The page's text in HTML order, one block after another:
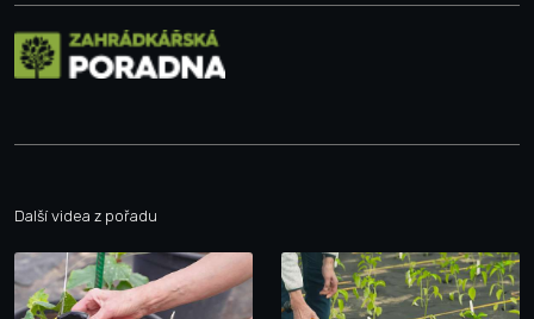
Další videa z pořadu